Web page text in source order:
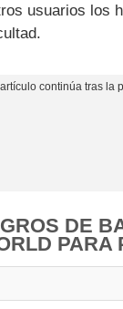
usuarios los
DE
PARA